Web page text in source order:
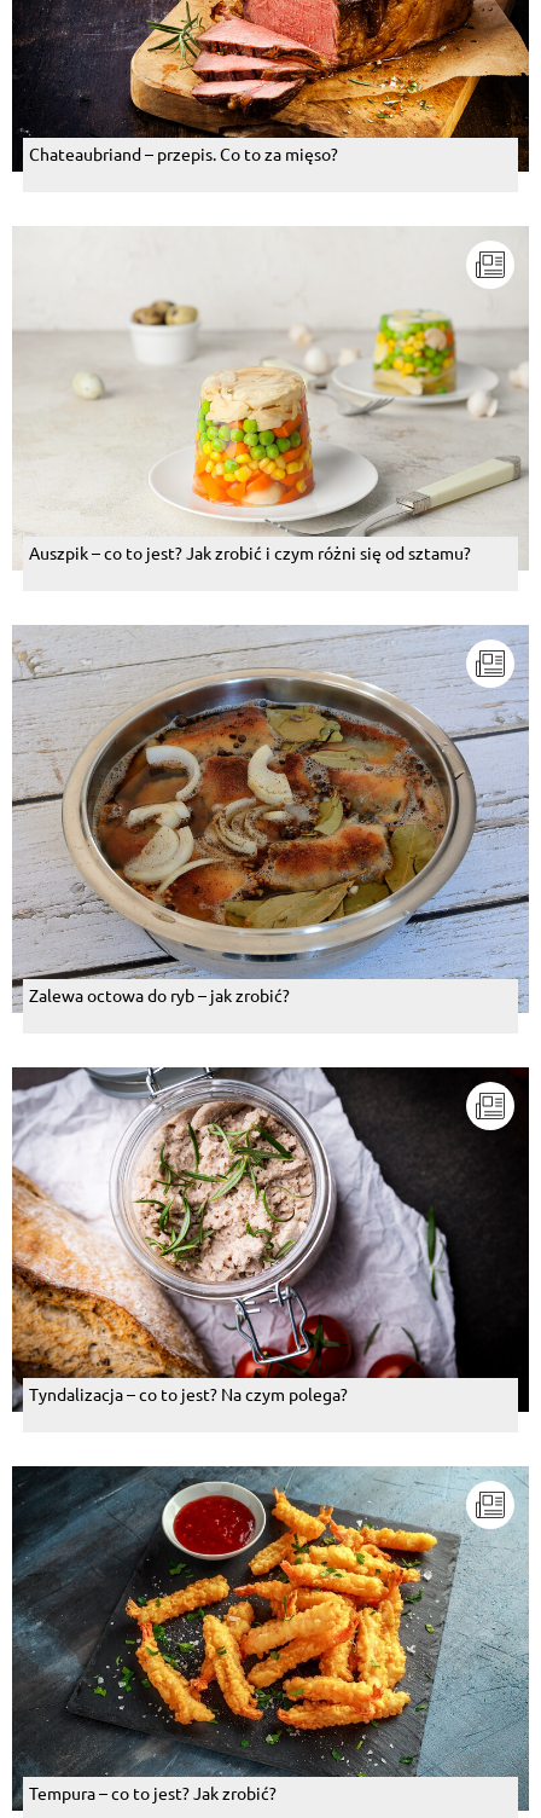
Chateaubriand – przepis. Co to za mięso?
Auszpik – co to jest? Jak zrobić i czym różni się od sztamu?
Zalewa octowa do ryb – jak zrobić?
Tyndalizacja – co to jest? Na czym polega?
Tempura – co to jest? Jak zrobić?